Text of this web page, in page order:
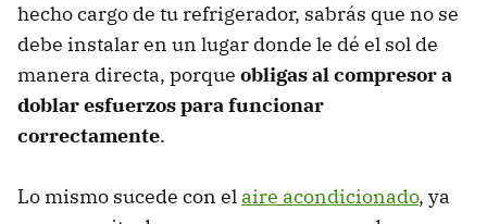
hecho cargo de tu refrigerador, sabrás que no se
debe instalar en un lugar donde le dé el sol de
manera directa, porque obligas al compresor a
doblar esfuerzos para funcionar
correctamente.
Lo mismo sucede con el aire acondicionado, ya